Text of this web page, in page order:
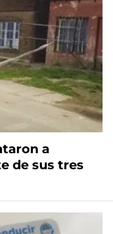
a
de sus tres